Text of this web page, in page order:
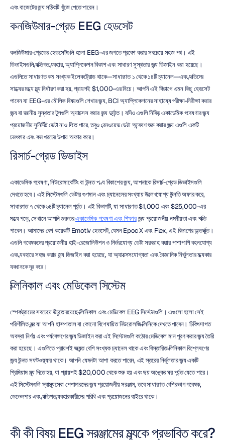
এবং বাজেটের জন্য সঠিকটি খুঁজে পেতে পারেন।
কনজিউমার-গ্রেড EEG হেডসেট
কনজিউমার-গ্রেডের হেডসেটগুলি হলো EEG-এর জগতে প্রবেশ করার সবচেয়ে সহজ পথ। এই
ডিভাইসগুলি ব্যক্তিগত ব্যবহার, অ্যাপ্লিকেশন বিকাশ এবং সাধারণ সুস্থতার জন্য ডিজাইন করা হয়েছে।
এগুলিতে সাধারণত কম সংখ্যক ইলেকট্রোড থাকে—সাধারণত ১ থেকে ১৪টি চ্যানেল—এবং ব্যক্তিদের
সাধ্যের মধ্যে মূল্য নির্ধারণ করা হয়, প্রায়শই $1,000-এর নিচে। আপনি এই বিভাগে এমন কিছু হেডসেট
পাবেন যা EEG-এর মৌলিক বিষয়গুলি শেখার জন্য, BCI অ্যাপ্লিকেশনের সাহায্যে পরীক্ষা-নিরীক্ষা করার
জন্য বা জ্ঞানীয় সুস্থতার টুলগুলি অ্যাক্সেস করার জন্য দুর্দান্ত। যদিও এগুলি নিবিড় একাডেমিক গবেষণার জন্য
প্রয়োজনীয় সুনির্দিষ্ট ডেটা নাও দিতে পারে, তবুও ব্রেনওয়েভ ডেটা অন্বেষণ শুরু করার জন্য এগুলি একটি
চমৎকার এবং কম খরচের উপায় অফার করে।
রিসার্চ-গ্রেড ডিভাইস
একাডেমিক গবেষণা, নিউরোমার্কেটিং বা উন্নত পণ্য বিকাশের জন্য, আপনাকে রিসার্চ-গ্রেড ডিভাইসগুলি
দেখতে হবে। এই সিস্টেমগুলি ডেটার গুণমান এবং চ্যানেলের সংখ্যায় উল্লেখযোগ্য উন্নতি অফার করে,
সাধারণত ৭ থেকে ৬৪টি চ্যানেল পর্যন্ত। এই বিভাগটি, যা সাধারণত $1,000 এবং $25,000-এর
মধ্যে পড়ে, সেখানে আপনি গুরুতর একাডেমিক গবেষণা এবং শিক্ষার জন্য প্রয়োজনীয় নমনীয়তা এবং শক্তি
পাবেন। আমাদের বেশ কয়েকটি Emotiv হেডসেট, যেমন Epoc X এবং Flex, এই বিভাগের অন্তর্ভুক্ত।
এগুলি গবেষকদের প্রয়োজনীয় হাই-রেজোলিউশন ও নির্ভরযোগ্য ডেটা সরবরাহ করার পাশাপাশি বহনযোগ্য
এবং ব্যবহারে সহজ করার জন্য ডিজাইন করা হয়েছে, যা অ্যাক্সেসযোগ্যতা এবং বৈজ্ঞানিক নির্ভুলতার মধ্যকার
ব্যবধানকে দূর করে।
ক্লিনিকাল এবং মেডিকেল সিস্টেম
স্পেকট্রামের সবচেয়ে উঁচুতে রয়েছে ক্লিনিকাল এবং মেডিকেল EEG সিস্টেমগুলি। এগুলো হলো সেই
পরিশীলিত যন্ত্র যা আপনি হাসপাতাল বা কোনো বিশেষায়িত নিউরোলজি ক্লিনিকে দেখতে পাবেন। চিকিৎসাগত
অবস্থা নির্ণয় এবং পর্যবেক্ষণের জন্য ডিজাইন করা এই সিস্টেমগুলি কঠোর মেডিকেল মান পূরণ করার জন্য তৈরি
করা হয়েছে। এগুলিতে প্রায়শই অত্যন্ত বেশি সংখ্যক চ্যানেল থাকে এবং বিস্তারিত ক্লিনিকাল বিশ্লেষণের
জন্য উন্নত সফটওয়্যার থাকে। আপনি যেমনটা আশা করতে পারেন, এই স্তরের নির্ভুলতার জন্য একটি
প্রিমিয়াম মূল্য দিতে হয়, যা প্রায়শই $20,000 থেকে শুরু হয় এবং ছয় অঙ্কের ঘর পর্যন্ত যেতে পারে।
এই সিস্টেমগুলি স্বাস্থ্যসেবা পেশাদারদের জন্য প্রয়োজনীয় সরঞ্জাম, তবে সাধারণত বেশিরভাগ গবেষক,
ডেভেলপার এবং ব্যক্তিগত ব্যবহারকারীদের পরিধি এবং প্রয়োজনের বাইরে থাকে।
কী কী বিষয় EEG সরঞ্জামের মূল্যকে প্রভাবিত করে?